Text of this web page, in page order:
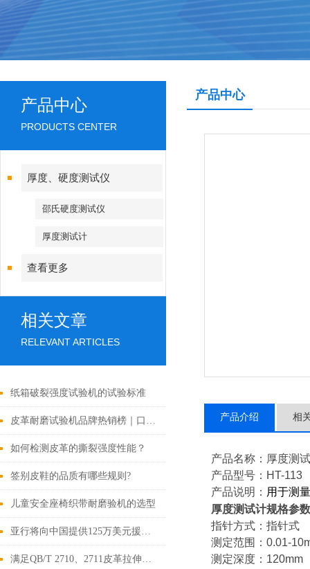
产品中心
PRODUCTS CENTER
厚度、硬度测试仪
邵氏硬度测试仪
厚度测试计
查看更多
相关文章
RELEVANT ARTICLES
纸箱破裂强度试验机的试验标准
皮革耐磨试验机品牌热销榜｜口碑好、技术强厂家测评
如何检测皮革的撕裂强度性能？
签别皮鞋的品质有哪些规则?
儿童安全座椅织带耐磨验机的选型
亚行将向中国提供125万美元援助开发温室气体减排新技术
满足QB/T 2710、2711皮革拉伸试验的测定用什么仪器？
产品中心
产品介绍 相
产品名称：厚度测
产品型号：HT-113
产品说明： 用于测
厚度测试计规格参数
指针方式：指针式
测定范围：0.01-
测定深度：120mm